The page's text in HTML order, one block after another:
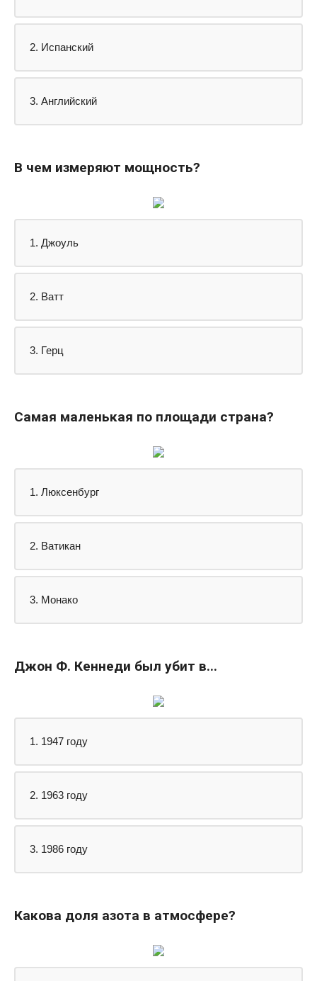
2. Испанский
3. Английский
В чем измеряют мощность?
1. Джоуль
2. Ватт
3. Герц
Самая маленькая по площади страна?
1. Люксенбург
2. Ватикан
3. Монако
Джон Ф. Кеннеди был убит в...
1. 1947 году
2. 1963 году
3. 1986 году
Какова доля азота в атмосфере?